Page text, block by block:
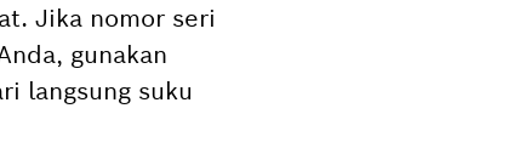
Jika nomor seri
gunakan
langsung suku